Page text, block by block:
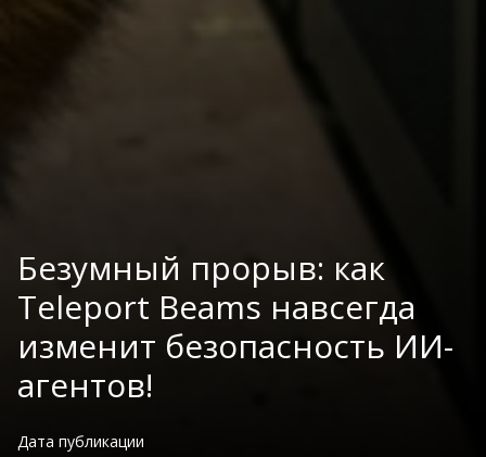
Безумный прорыв: как
Teleport Beams навсегда
изменит безопасность ИИ-
агентов!
Дата публикации